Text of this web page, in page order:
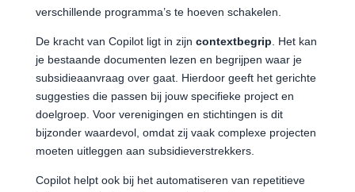
verschillende programma’s te hoeven schakelen.
De kracht van Copilot ligt in zijn contextbegrip . Het kan
je bestaande documenten lezen en begrijpen waar je
subsidieaanvraag over gaat. Hierdoor geeft het gerichte
suggesties die passen bij jouw specifieke project en
doelgroep. Voor verenigingen en stichtingen is dit
bijzonder waardevol, omdat zij vaak complexe projecten
moeten uitleggen aan subsidieverstrekkers.
Copilot helpt ook bij het automatiseren van repetitieve